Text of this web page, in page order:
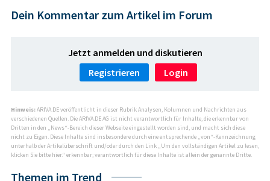
Dein Kommentar zum Artikel im Forum
Jetzt anmelden und diskutieren
Registrieren
Login
Hinweis:ARIVA.DE veröffentlicht in dieser Rubrik Analysen, Kolumnen und Nachrichten aus
verschiedenen Quellen. Die ARIVA.DE AG ist nicht verantwortlich für Inhalte, die erkennbar von
Dritten in den „News“-Bereich dieser Webseite eingestellt worden sind, und macht sich diese
nicht zu Eigen. Diese Inhalte sind insbesondere durch eine entsprechende „von“-Kennzeichnung
unterhalb der Artikelüberschrift und/oder durch den Link „Um den vollständigen Artikel zu lesen,
klicken Sie bitte hier.“ erkennbar; verantwortlich für diese Inhalte ist allein der genannte Dritte.
Themen im Trend